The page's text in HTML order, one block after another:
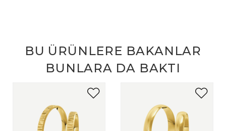
BU ÜRÜNLERE BAKANLAR
BUNLARA DA BAKTI